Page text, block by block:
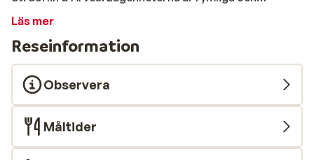
bekvämt inredda. Interiören med användning av mycket
en vacker utsikt över den snötäckta dalen. Résidence
Les Fermes de St. Sorlin erbjuder centralt läge, bara
200 meter från liften och gångavstånd till centrum.
Efter en hel dag i pisten kan du koppla av i bastun eller
ta ett dopp i inomhuspoolen. Om du har lite energi kvar,
kan du besöka "Yeti bar" som ligger på bottenvåningen
och erbjuder mysigt afterski på eftermiddagen
Läs mer
Reseinformation
Observera
Måltider